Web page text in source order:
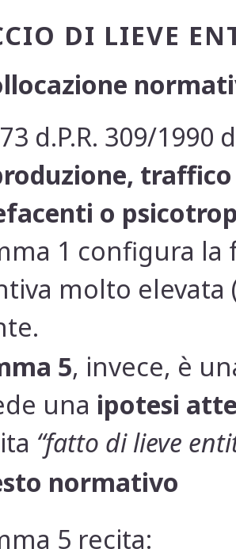
DI LIEVE
73 d.P.R. 309/1990
o
1 configura la
molto elevata
5, invece, è
una ipotesi
“fatto di lieve
normativo
5 recita: